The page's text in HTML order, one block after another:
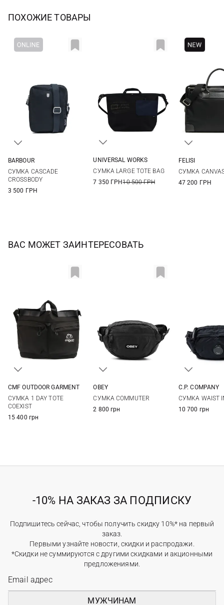
ПОХОЖИЕ ТОВАРЫ
BARBOUR
СУМКА CASCADE
CROSSBODY
3 500 ГРН
UNIVERSAL WORKS
СУМКА LARGE TOTE BAG
7 350 ГРН10 500 ГРН
FELISI
СУМКА CANVAS
47 200 ГРН
ВАС МОЖЕТ ЗАИНТЕРЕСОВАТЬ
CMF OUTDOOR GARMENT
СУМКА 1 DAY TOTE
COEXIST
15 400 грн
OBEY
СУМКА COMMUTER
2 800 грн
C.P. COMPANY
СУМКА WAIST
10 700 грн
-10% НА ЗАКАЗ ЗА ПОДПИСКУ
Подпишитесь сейчас, чтобы получить скидку 10%* на первый
заказ.
Первыми узнайте новости, скидки и распродажи.
*Скидки не суммируются с другими скидками и акционными
предложениями.
МУЖЧИНАМ